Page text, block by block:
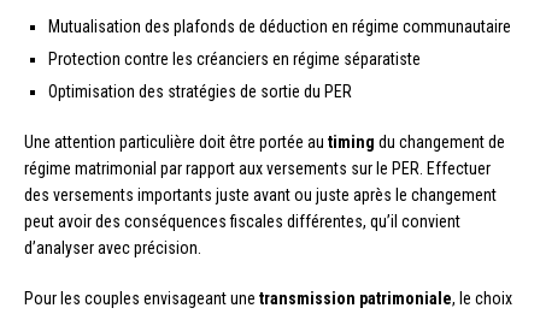
Mutualisation des plafonds de déduction en régime communautaire
Protection contre les créanciers en régime séparatiste
Optimisation des stratégies de sortie du PER
Une attention particulière doit être portée au timing du changement de
régime matrimonial par rapport aux versements sur le PER. Effectuer
des versements importants juste avant ou juste après le changement
peut avoir des conséquences fiscales différentes, qu’il convient
d’analyser avec précision.
Pour les couples envisageant une transmission patrimoniale, le choix